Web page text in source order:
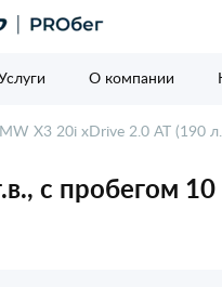
О компании
X3 20i xDrive 2.0 AT (190
с пробегом 10